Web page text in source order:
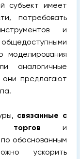
субъект имеет
потребовать
и
общедоступными
моделирования
аналогичные
они предлагают
связанные с
торгов и
обоснованным
ускорить